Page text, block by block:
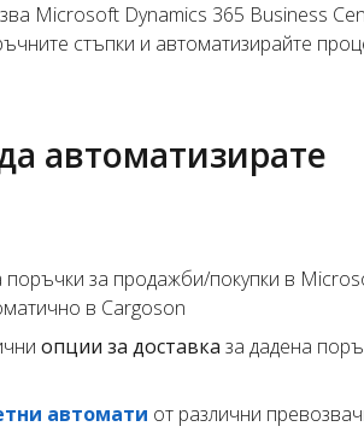
Microsoft Dynamics 365 Business
стъпки и автоматизирайте
автоматизирате
поръчки за продажби/покупки в
в Cargoson
опции за доставка за дадена
автомати от различни